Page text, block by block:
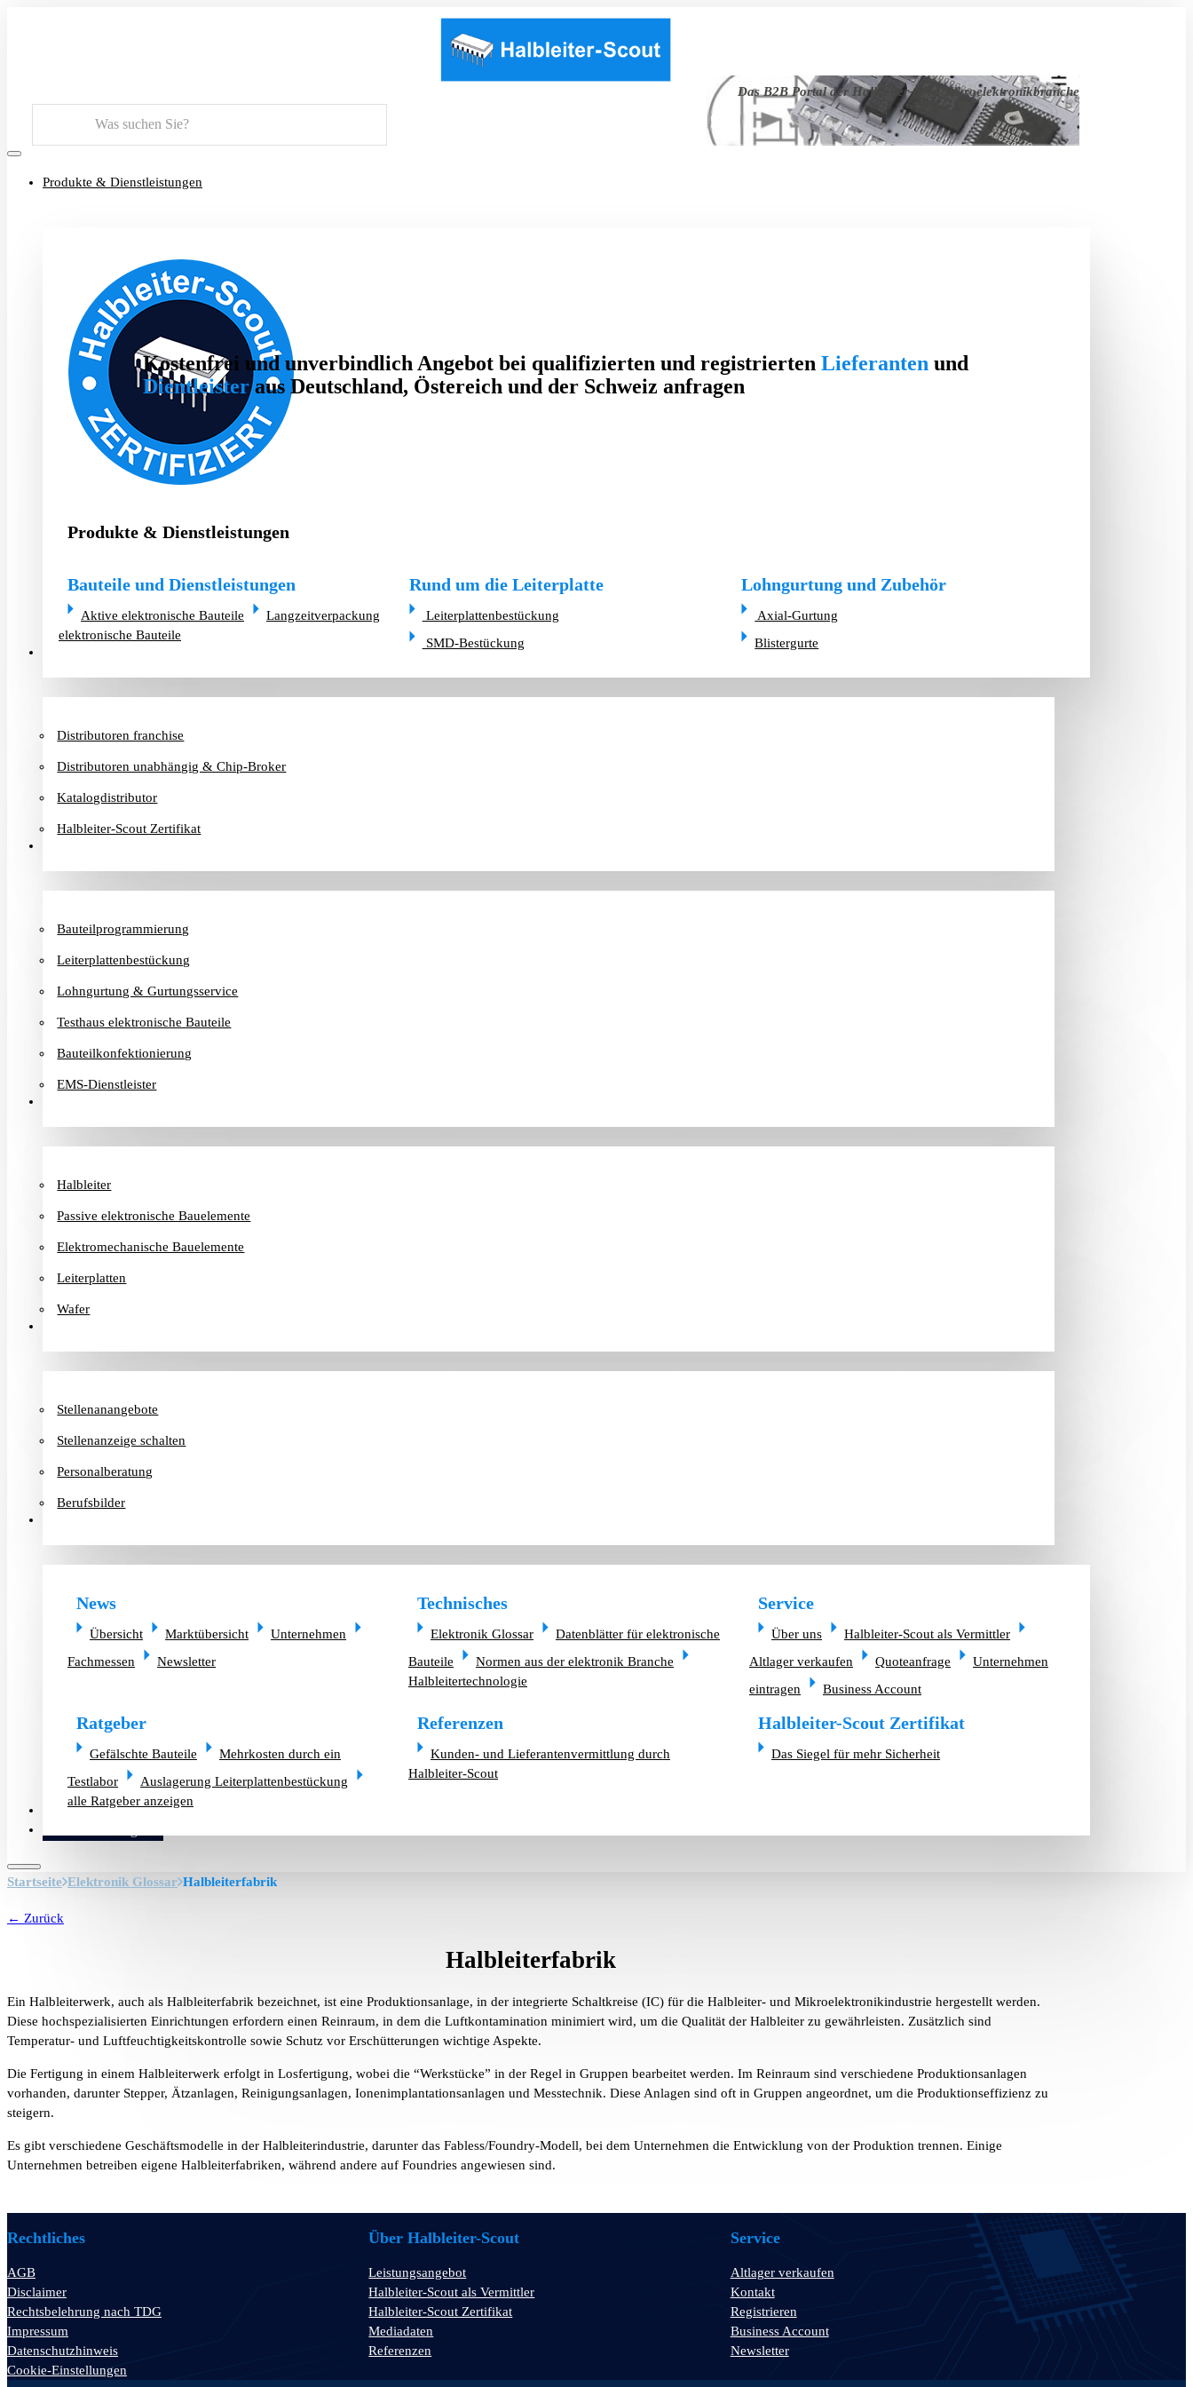
Das B2B Portal der Halbleiter- und Mikroelektronikbranche
Produkte & Dienstleistungen
Kostenfrei und unverbindlich Angebot bei qualifizierten und registrierten Lieferanten und
Dientleisteraus Deutschland, Östereich und der Schweiz anfragen
Produkte & Dienstleistungen
Bauteile und Dienstleistungen
Aktive elektronische Bauteile
Langzeitverpackung
elektronische Bauteile
Rund um die Leiterplatte
Leiterplattenbestückung
SMD-Bestückung
Lohngurtung und Zubehör
Axial-Gurtung
Blistergurte
Distributoren franchise
Distributoren unabhängig & Chip-Broker
Katalogdistributor
Halbleiter-Scout Zertifikat
Bauteilprogrammierung
Leiterplattenbestückung
Lohngurtung & Gurtungsservice
Testhaus elektronische Bauteile
Bauteilkonfektionierung
EMS-Dienstleister
Halbleiter
Passive elektronische Bauelemente
Elektromechanische Bauelemente
Leiterplatten
Wafer
Stellenanangebote
Stellenanzeige schalten
Personalberatung
Berufsbilder
News
Übersicht Marktübersicht
Unternehmen
Fachmessen
Newsletter
Technisches
Elektronik Glossar
Datenblätter für elektronische
Bauteile
Normen aus der elektronik Branche
Halbleitertechnologie
Service
Über uns
Halbleiter-Scout als Vermittler
Altlager verkaufen
Quoteanfrage
Unternehmen
eintragen
Business Account
Ratgeber
Gefälschte Bauteile
Mehrkosten durch ein
Testlabor
Auslagerung Leiterplattenbestückung
alle Ratgeber anzeigen
Referenzen
Kunden- und Lieferantenvermittlung durch
Halbleiter-Scout
Halbleiter-Scout Zertifikat
Das Siegel für mehr Sicherheit
Altlager verkaufen
Startseite Elektronik Glossar Halbleiterfabrik
← Zurück
Halbleiterfabrik
Ein Halbleiterwerk, auch als Halbleiterfabrik bezeichnet, ist eine Produktionsanlage, in der integrierte Schaltkreise (IC) für die Halbleiter- und Mikroelektronikindustrie hergestellt werden.
Diese hochspezialisierten Einrichtungen erfordern einen Reinraum, in dem die Luftkontamination minimiert wird, um die Qualität der Halbleiter zu gewährleisten. Zusätzlich sind
Temperatur- und Luftfeuchtigkeitskontrolle sowie Schutz vor Erschütterungen wichtige Aspekte.
Die Fertigung in einem Halbleiterwerk erfolgt in Losfertigung, wobei die “Werkstücke” in der Regel in Gruppen bearbeitet werden. Im Reinraum sind verschiedene Produktionsanlagen
vorhanden, darunter Stepper, Ätzanlagen, Reinigungsanlagen, Ionenimplantationsanlagen und Messtechnik. Diese Anlagen sind oft in Gruppen angeordnet, um die Produktionseffizienz zu
steigern.
Es gibt verschiedene Geschäftsmodelle in der Halbleiterindustrie, darunter das Fabless/Foundry-Modell, bei dem Unternehmen die Entwicklung von der Produktion trennen. Einige
Unternehmen betreiben eigene Halbleiterfabriken, während andere auf Foundries angewiesen sind.
Rechtliches
AGB
Disclaimer
Rechtsbelehrung nach TDG
Impressum
Datenschutzhinweis
Cookie-Einstellungen
Über Halbleiter-Scout
Leistungsangebot
Halbleiter-Scout als Vermittler
Halbleiter-Scout Zertifikat
Mediadaten
Referenzen
Service
Altlager verkaufen
Kontakt
Registrieren
Business Account
Newsletter